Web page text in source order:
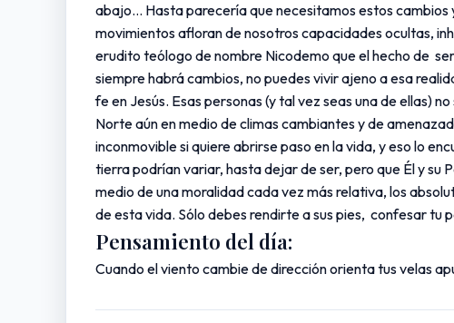
abajo… Hasta parecería que necesitamos estos cambios
movimientos afloran de nosotros capacidades ocultas,
erudito teólogo de nombre Nicodemo que el hecho de
siempre habrá cambios, no puedes vivir ajeno a esa
fe en Jesús. Esas personas (y tal vez seas una de ellas)
Norte aún en medio de climas cambiantes y de
inconmovible si quiere abrirse paso en la vida, y eso lo
tierra podrían variar, hasta dejar de ser, pero que Él y su
medio de una moralidad cada vez más relativa, los
de esta vida. Sólo debes rendirte a sus pies, confesar tu
Pensamiento del día:
Cuando el viento cambie de dirección orienta tus velas